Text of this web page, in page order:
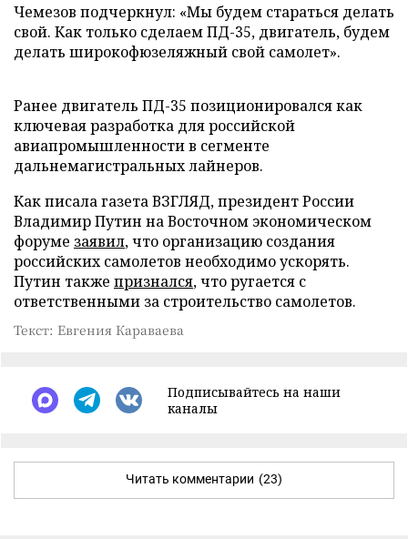
Чемезов подчеркнул: «Мы будем стараться делать
свой. Как только сделаем ПД-35, двигатель, будем
делать широкофюзеляжный свой самолет».
Ранее двигатель ПД-35 позиционировался как
ключевая разработка для российской
авиапромышленности в сегменте
дальнемагистральных лайнеров.
Как писала газета ВЗГЛЯД, президент России
Владимир Путин на Восточном экономическом
форуме заявил, что организацию создания
российских самолетов необходимо ускорять.
Путин также признался, что ругается с
ответственными за строительство самолетов.
Текст: Евгения Караваева
Подписывайтесь на наши
каналы
Читать комментарии (23)